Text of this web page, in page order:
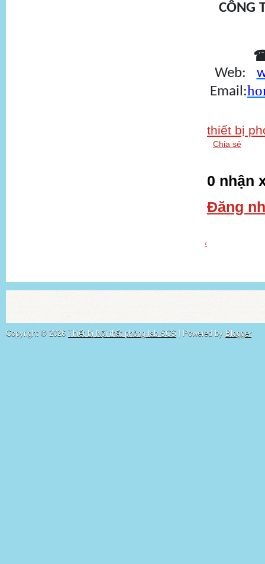
CÔNG
Web:
Email:
thiết bị
Chia sẻ
0 nhận
Đăng
‹
Copyright © 2026 Thiết bị Nội thất phòng lab SCS | Powered by Blogger